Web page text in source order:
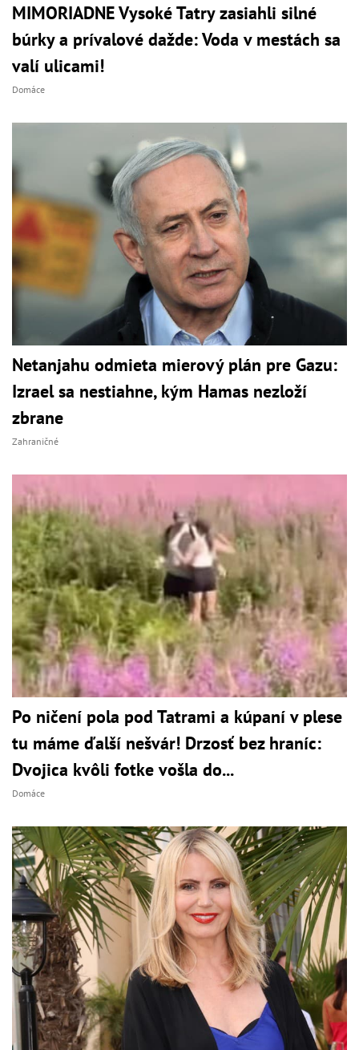
MIMORIADNE Vysoké Tatry zasiahli silné
búrky a prívalové dažde: Voda v mestách sa
valí ulicami!
Domáce
Netanjahu odmieta mierový plán pre Gazu:
Izrael sa nestiahne, kým Hamas nezloží
zbrane
Zahraničné
Po ničení pola pod Tatrami a kúpaní v plese
tu máme ďalší nešvár! Drzosť bez hraníc:
Dvojica kvôli fotke vošla do...
Domáce